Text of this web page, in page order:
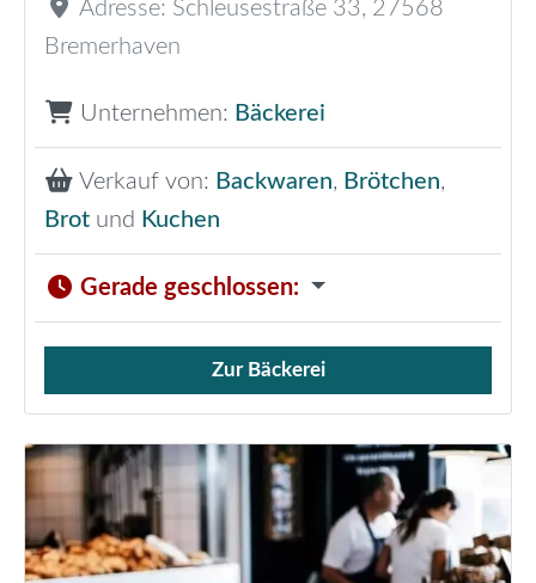
Adresse: Schleusestraße 33, 27568
Bremerhaven
Unternehmen: Bäckerei
Verkauf von: Backwaren, Brötchen,
Brot und Kuchen
Gerade geschlossen:
Verkauf von Brötchen,
Zur Bäckerei